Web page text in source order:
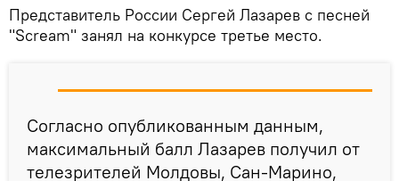
Представитель России Сергей Лазарев с песней
"Scream" занял на конкурсе третье место.
Согласно опубликованным данным,
максимальный балл Лазарев получил от
телезрителей Молдовы, Сан-Марино,